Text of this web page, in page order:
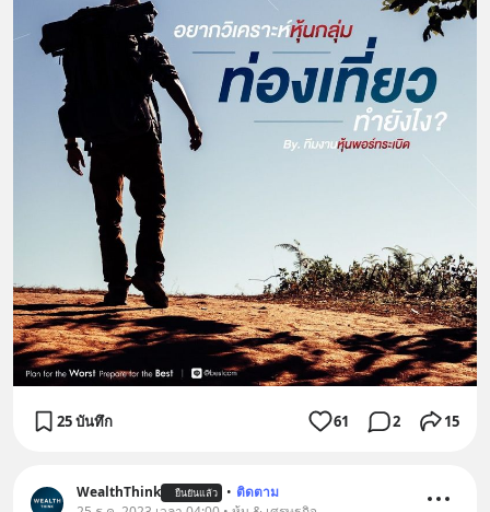
25 บันทึก 61 2 15
WealthThink ยืนยันแล้ว • ติดตาม